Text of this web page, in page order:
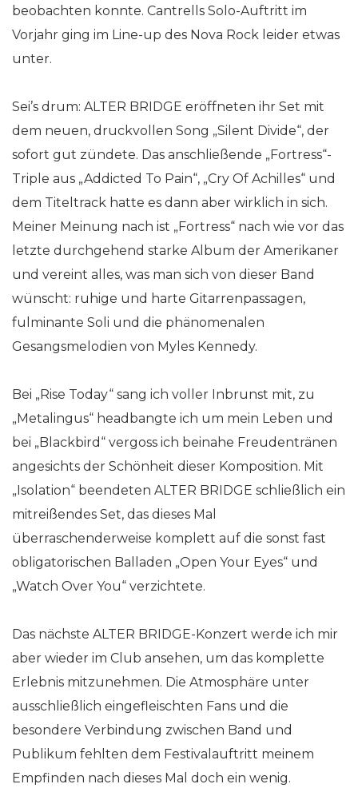
beobachten konnte. Cantrells Solo-Auftritt im
Vorjahr ging im Line-up des Nova Rock leider etwas
unter.
Sei’s drum: ALTER BRIDGE eröffneten ihr Set mit
dem neuen, druckvollen Song „Silent Divide“, der
sofort gut zündete. Das anschließende „Fortress“-
Triple aus „Addicted To Pain“, „Cry Of Achilles“ und
dem Titeltrack hatte es dann aber wirklich in sich.
Meiner Meinung nach ist „Fortress“ nach wie vor das
letzte durchgehend starke Album der Amerikaner
und vereint alles, was man sich von dieser Band
wünscht: ruhige und harte Gitarrenpassagen,
fulminante Soli und die phänomenalen
Gesangsmelodien von Myles Kennedy.
Bei „Rise Today“ sang ich voller Inbrunst mit, zu
„Metalingus“ headbangte ich um mein Leben und
bei „Blackbird“ vergoss ich beinahe Freudentränen
angesichts der Schönheit dieser Komposition. Mit
„Isolation“ beendeten ALTER BRIDGE schließlich ein
mitreißendes Set, das dieses Mal
überraschenderweise komplett auf die sonst fast
obligatorischen Balladen „Open Your Eyes“ und
„Watch Over You“ verzichtete.
Das nächste ALTER BRIDGE-Konzert werde ich mir
aber wieder im Club ansehen, um das komplette
Erlebnis mitzunehmen. Die Atmosphäre unter
ausschließlich eingefleischten Fans und die
besondere Verbindung zwischen Band und
Publikum fehlten dem Festivalauftritt meinem
Empfinden nach dieses Mal doch ein wenig.